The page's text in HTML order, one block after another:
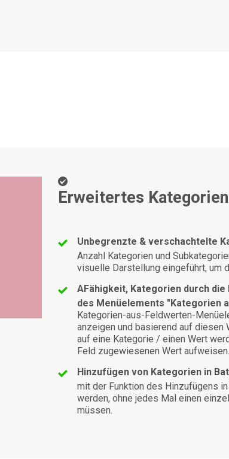
Erweitertes
Unbegrenzte & verschachtelte
Anzahl Kategorien und
visuelle Darstellung eingeführt, um
AFähigkeit, Kategorien durch
des Menüelements "Kategorien
Kategorien-aus-Feldwerten-
anzeigen und basierend auf diesen
auf eine Kategorie / einen Wert
Feld zugewiesenen Wert aufweisen.
Hinzufügen von Kategorien in
mit der Funktion des Hinzufügens
werden, ohne jedes Mal einen
müssen.